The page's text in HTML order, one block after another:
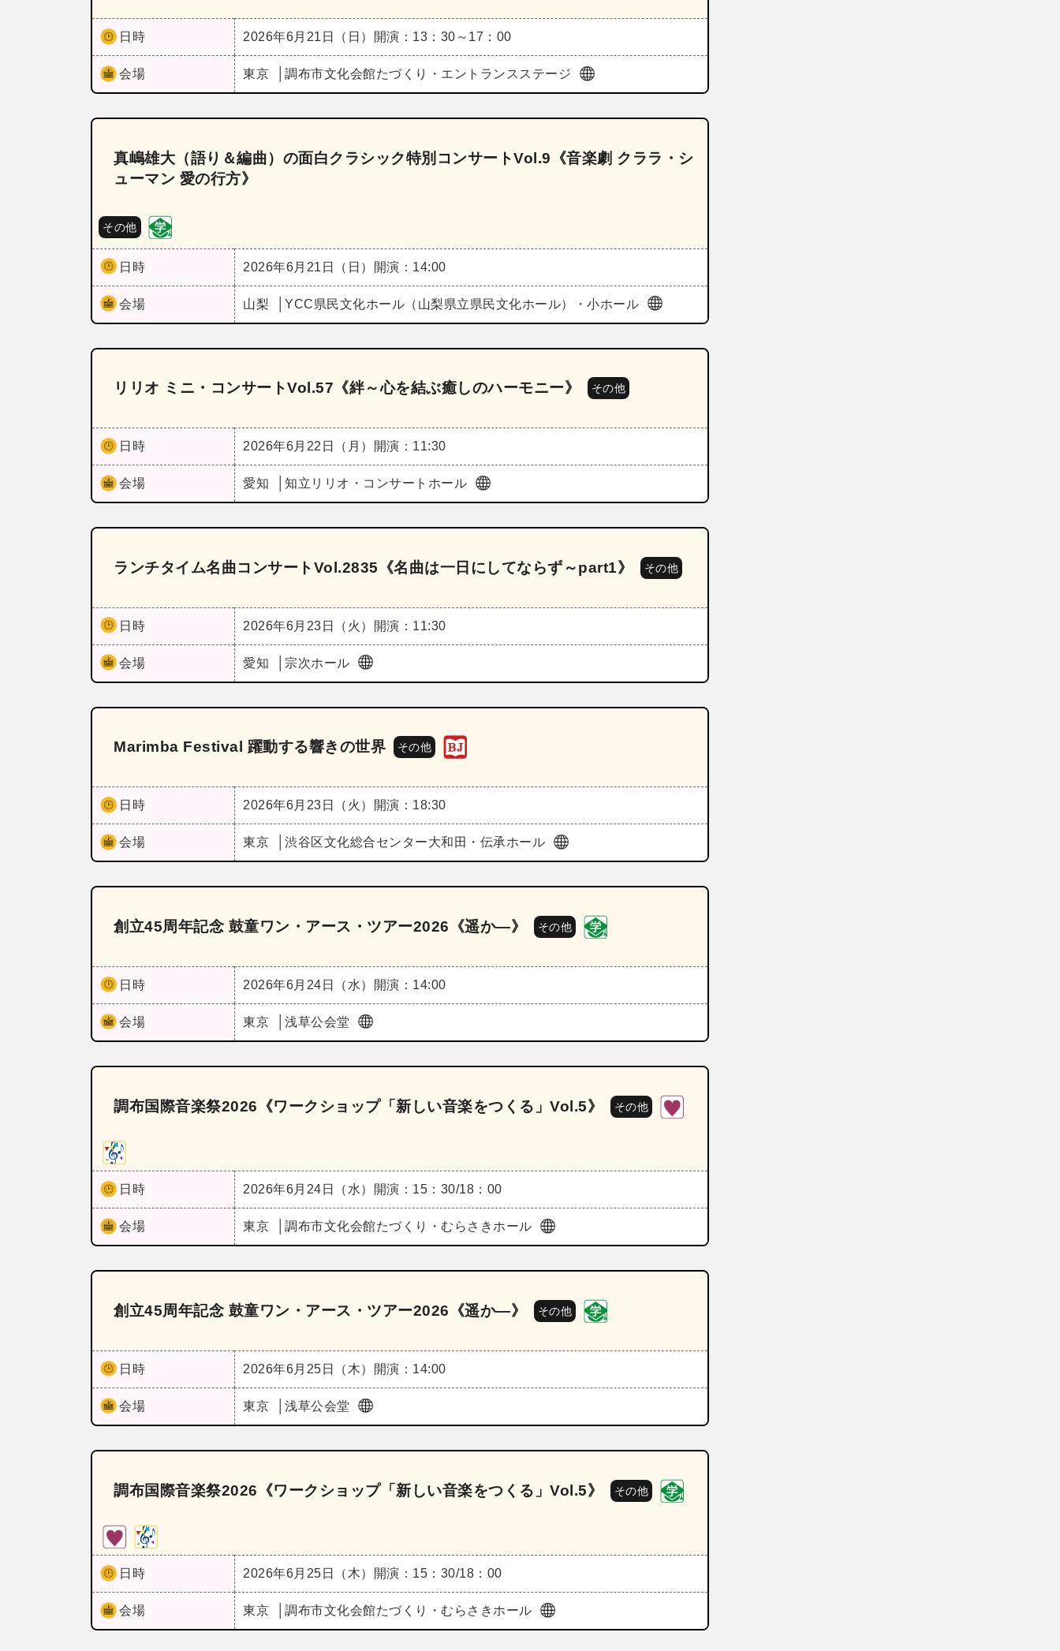
日時 2026年6月21日（日） 開演：13：30～17：00
会場 東京 調布市文化会館たづくり・エントランスステージ
真嶋雄大（語り＆編曲）の面白クラシック特別コンサートVol.9《音楽劇 クララ・シ
ューマン 愛の行方》
その他
日時 2026年6月21日（日） 開演：14:00
会場 山梨 YCC県民文化ホール（山梨県立県民文化ホール）・小ホール
リリオ ミニ・コンサートVol.57《絆～心を結ぶ癒しのハーモニー》 その他
日時 2026年6月22日（月） 開演：11:30
会場 愛知 知立リリオ・コンサートホール
ランチタイム名曲コンサートVol.2835《名曲は一日にしてならず～part1》 その他
日時 2026年6月23日（火） 開演：11:30
会場 愛知 宗次ホール
Marimba Festival 躍動する響きの世界 その他
日時 2026年6月23日（火） 開演：18:30
会場 東京 渋谷区文化総合センター大和田・伝承ホール
創立45周年記念 鼓童ワン・アース・ツアー2026《遥か―》 その他
日時 2026年6月24日（水） 開演：14:00
会場 東京 浅草公会堂
調布国際音楽祭2026《ワークショップ「新しい音楽をつくる」Vol.5》 その他
日時 2026年6月24日（水） 開演：15：30/18：00
会場 東京 調布市文化会館たづくり・むらさきホール
創立45周年記念 鼓童ワン・アース・ツアー2026《遥か―》 その他
日時 2026年6月25日（木） 開演：14:00
会場 東京 浅草公会堂
調布国際音楽祭2026《ワークショップ「新しい音楽をつくる」Vol.5》 その他
日時 2026年6月25日（木） 開演：15：30/18：00
会場 東京 調布市文化会館たづくり・むらさきホール